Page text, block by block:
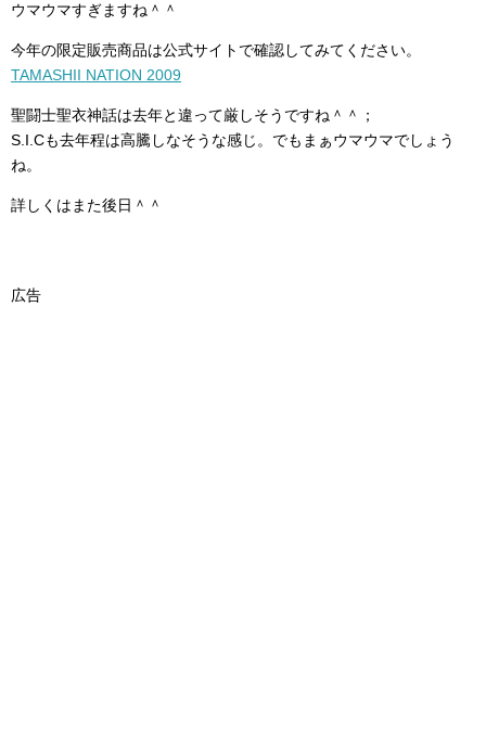
ウマウマすぎますね＾＾
今年の限定販売商品は公式サイトで確認してみてください。
TAMASHII NATION 2009
聖闘士聖衣神話は去年と違って厳しそうですね＾＾；
S.I.Cも去年程は高騰しなそうな感じ。でもまぁウマウマでしょう
ね。
詳しくはまた後日＾＾
広告